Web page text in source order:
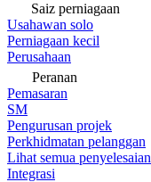
Saiz perniagaan
Usahawan solo
Perniagaan kecil
Perusahaan
Peranan
Pemasaran
SM
Pengurusan projek
Perkhidmatan pelanggan
Lihat semua penyelesaian
Integrasi